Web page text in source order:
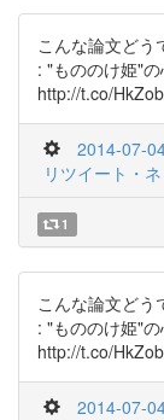
こんな論文どう
: "もののけ姫"
http://t.co/
2014-07-
リツイート・
1
こんな論文どう
: "もののけ姫"
http://t.co/
2014-07-